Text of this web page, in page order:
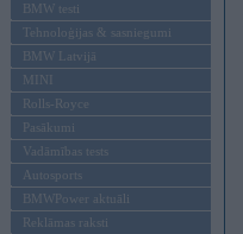
BMW testi
Tehnoloģijas & sasniegumi
BMW Latvijā
MINI
Rolls-Royce
Pasākumi
Vadāmības tests
Autosports
BMWPower aktuāli
Reklāmas raksti